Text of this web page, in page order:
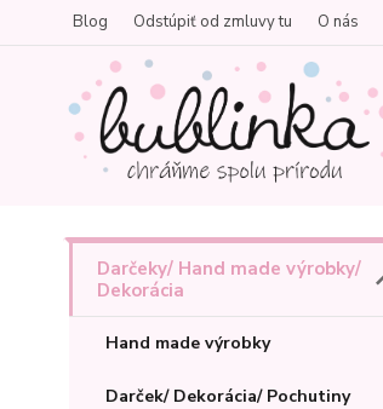
Blog Odstúpiť od zmluvy tu O nás
Darčeky/ Hand made výrobky/
Dekorácia
Hand made výrobky
Darček/ Dekorácia/ Pochutiny